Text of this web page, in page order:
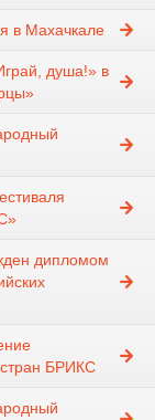
в Махачкале
душа!» в
дипломом
стран БРИКС